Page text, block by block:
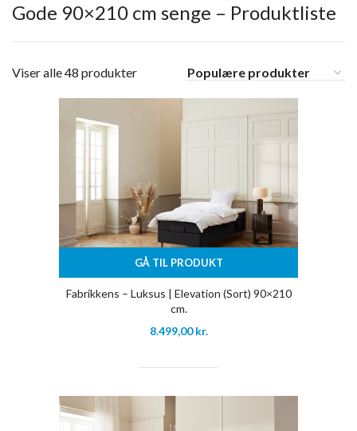
Gode 90×210 cm senge – Produktliste
Viser alle 48 produkter
GÅ TIL PRODUKT
Fabrikkens – Luksus | Elevation (Sort) 90×210
cm.
8.499,00kr.